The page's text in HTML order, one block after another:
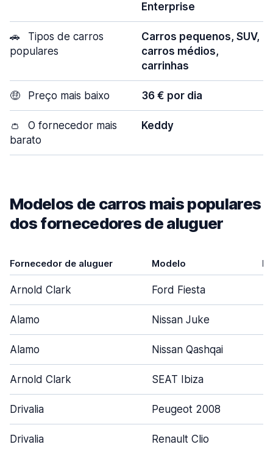
Enterprise
🚗
Tipos de carros
populares
Carros pequenos, SUV,
carros médios,
carrinhas
🤑 Preço mais baixo 36 € por dia
👛
O fornecedor mais
barato
Keddy
Modelos de carros mais populares
dos fornecedores de aluguer
Fornecedor de aluguer Modelo
Arnold Clark Ford Fiesta
Alamo Nissan Juke
Alamo Nissan Qashqai
Arnold Clark SEAT Ibiza
Drivalia Peugeot 2008
Drivalia Renault Clio